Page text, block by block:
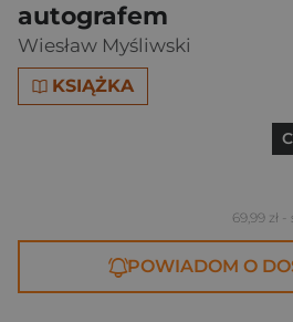
autografem
Wiesław Myśliwski
KSIĄŻKA
69,99 zł -
POWIADOM O